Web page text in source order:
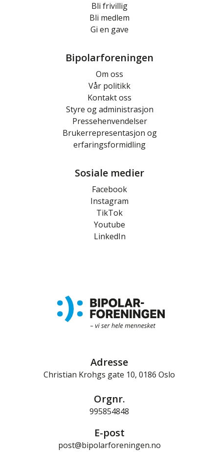
Bli frivillig
Bli medlem
Gi en gave
Bipolarforeningen
Om oss
Vår politikk
Kontakt oss
Styre og administrasjon
Pressehenvendelser
Brukerrepresentasjon og
erfaringsformidling
Sosiale medier
Facebook
Instagram
TikTok
Youtube
LinkedIn
Adresse
Christian Krohgs gate 10, 0186 Oslo
Orgnr.
995854848
E-post
post@bipolarforeningen.no